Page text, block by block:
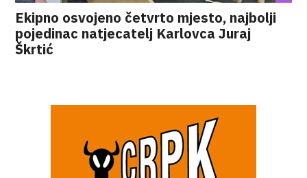
Ekipno osvojeno četvrto mjesto, najbolji
pojedinac natjecatelj Karlovca Juraj
Škrtić